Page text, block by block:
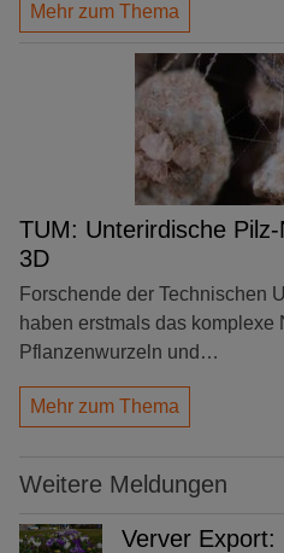
Mehr zum Thema
TUM: Unterirdische
3D
Forschende der Technischen
haben erstmals das komplexe
Pflanzenwurzeln und…
Mehr zum Thema
Weitere Meldungen
Verver Export: